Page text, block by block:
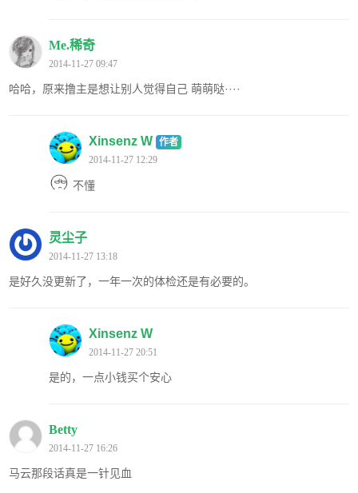
Me.稀奇
2014-11-27 09:47
哈哈，原来撸主是想让别人觉得自己 萌萌哒····
Xinsenz W 作者
2014-11-27 12:29
不懂
灵尘子
2014-11-27 13:18
是好久没更新了，一年一次的体检还是有必要的。
Xinsenz W
2014-11-27 20:51
是的，一点小钱买个安心
Betty
2014-11-27 16:26
马云那段话真是一针见血